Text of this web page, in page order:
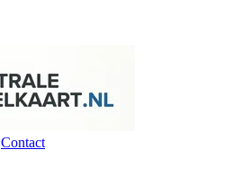
Contact